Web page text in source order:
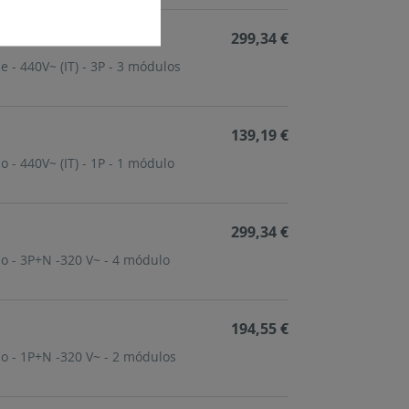
- 440V~ (IT) - 3P - 3 módulos
299,34 €
- 440V~ (IT) - 1P - 1 módulo
139,19 €
- 3P+N -320 V~ - 4 módulo
299,34 €
- 1P+N -320 V~ - 2 módulos
194,55 €